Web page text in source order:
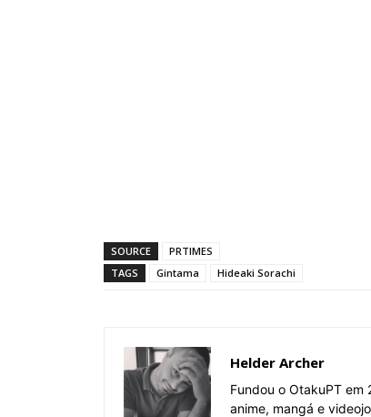
SOURCE
PRTIMES
TAGS
Gintama Hideaki Sorachi
Helder Archer
Fundou o OtakuPT
anime, mangá e